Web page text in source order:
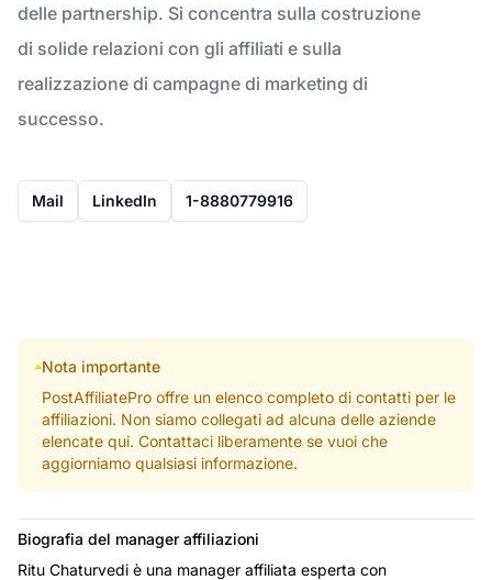
delle partnership. Si concentra sulla costruzione
di solide relazioni con gli affiliati e sulla
realizzazione di campagne di marketing di
successo.
Mail LinkedIn 1-8880779916
Nota importante
PostAffiliatePro offre un elenco completo di contatti per le
affiliazioni. Non siamo collegati ad alcuna delle aziende
elencate qui. Contattaci liberamente se vuoi che
aggiorniamo qualsiasi informazione.
Biografia del manager affiliazioni
Ritu Chaturvedi è una manager affiliata esperta con